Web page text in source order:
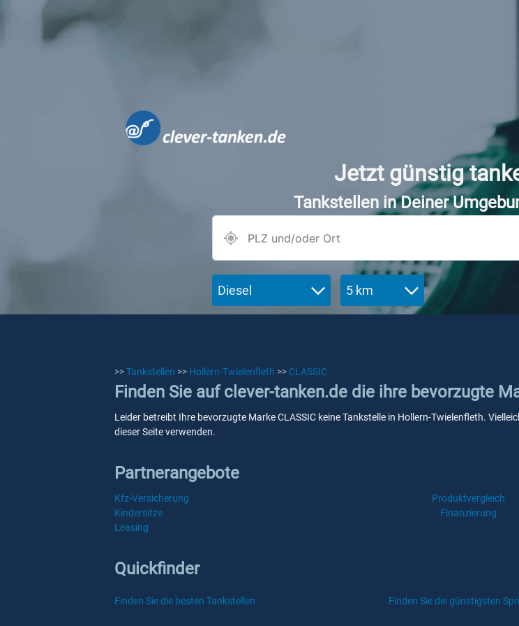
Jetzt günstig
Tankstellen in Deiner
Diesel 5 km
>>Tankstellen >> Hollern-Twielenfleth >> CLASSIC
Finden Sie auf clever-tanken.de die ihre bevorzugte
Leider betreibt Ihre bevorzugte Marke CLASSIC keine Tankstelle in Hollern-Twielenfleth.
dieser Seite verwenden.
Partnerangebote
Kfz-Versicherung Produktvergleich
Kindersitze
Finanzierung
Leasing
Quickfinder
Finden Sie die besten Tankstellen Finden Sie die günstigsten